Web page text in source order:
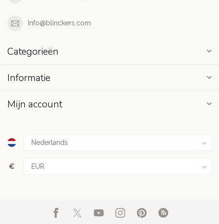
Info@blinckers.com
Categorieën
Informatie
Mijn account
€